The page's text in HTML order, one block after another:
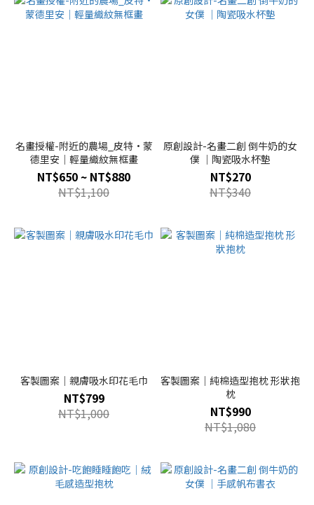
名畫授權-附近的農場_皮特·蒙
德里安｜輕量織紋無框畫
NT$650 ~ NT$880
NT$1,100
原創設計-名畫二創 倒牛奶的女
僕 ｜陶瓷吸水杯墊
NT$270
NT$340
客製圖案｜親膚吸水印花毛巾
NT$799
NT$1,000
客製圖案｜純棉造型抱枕 形狀抱
枕
NT$990
NT$1,080